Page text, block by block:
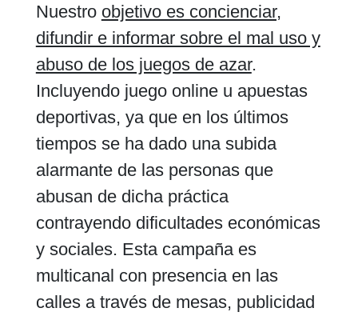
Nuestro objetivo es concienciar,
difundir e informar sobre el mal uso y
abuso de los juegos de azar.
Incluyendo juego online u apuestas
deportivas, ya que en los últimos
tiempos se ha dado una subida
alarmante de las personas que
abusan de dicha práctica
contrayendo dificultades económicas
y sociales. Esta campaña es
multicanal con presencia en las
calles a través de mesas, publicidad